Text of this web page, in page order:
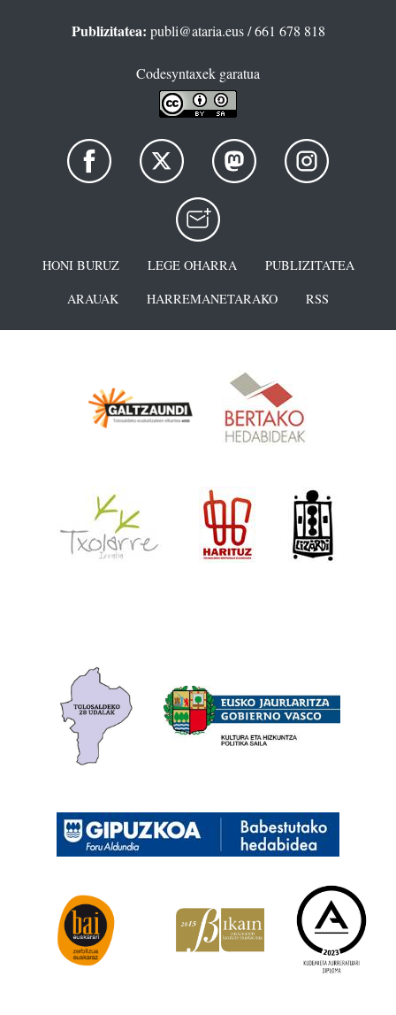
Publizitatea: publi@ataria.eus/ 661 678 818
Codesyntaxek garatua
HONI BURUZ LEGE OHARRA
PUBLIZITATEA
ARAUAK
HARREMANETARAKO RSS